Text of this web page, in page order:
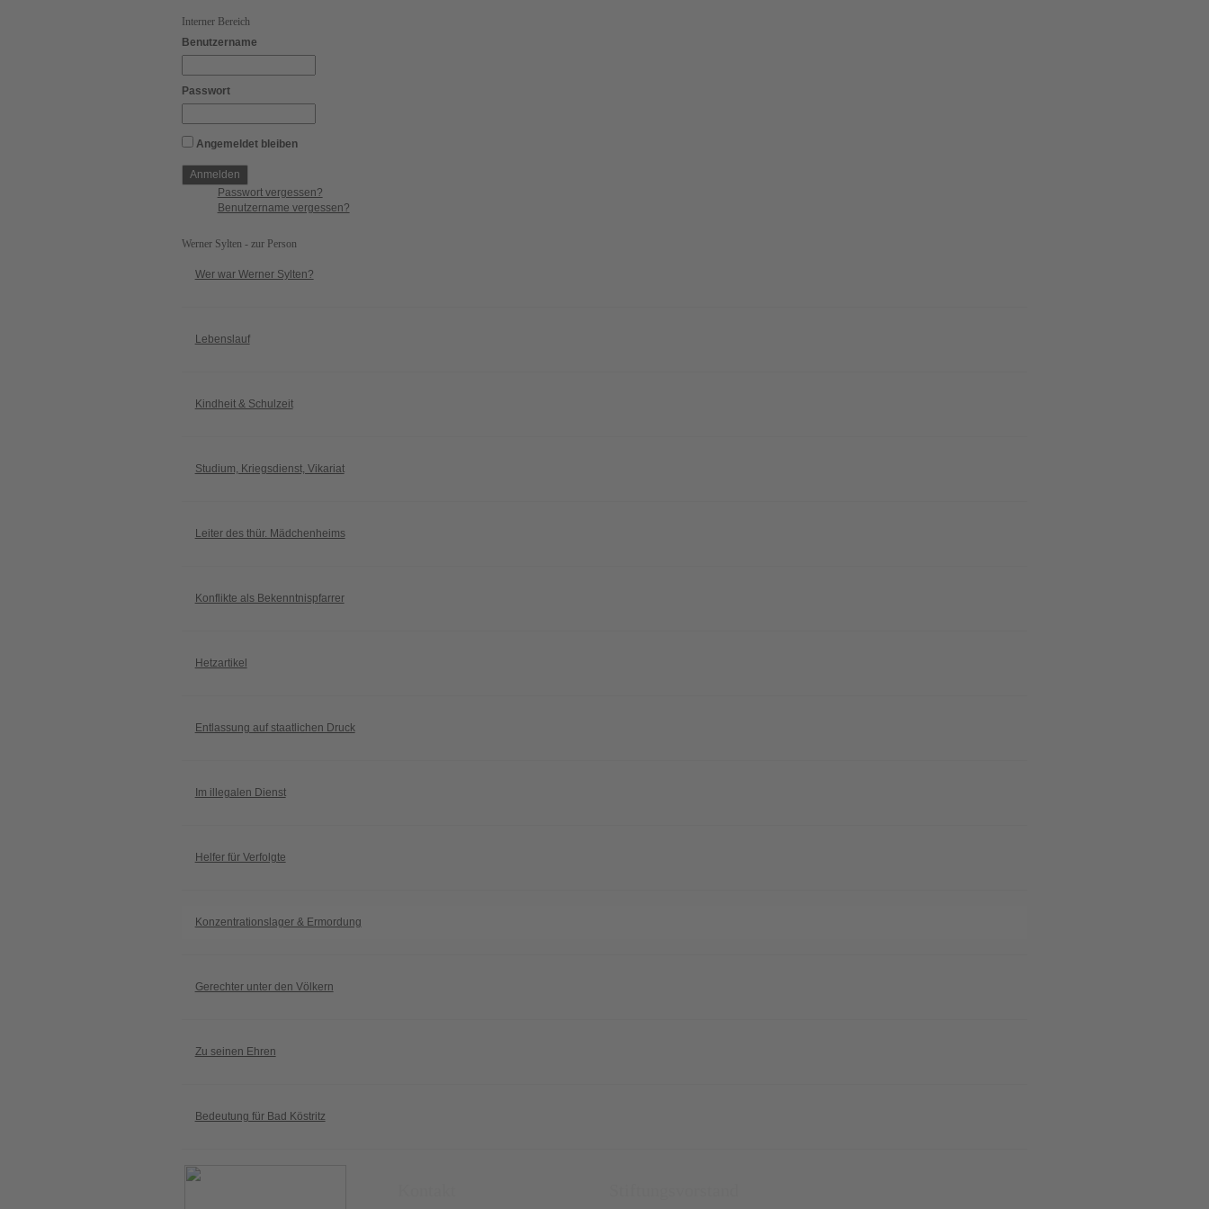
Interner Bereich
Benutzername
Passwort
Angemeldet bleiben
Passwort vergessen?
Benutzername vergessen?
Werner Sylten - zur Person
Wer war Werner Sylten?
Lebenslauf
Kindheit & Schulzeit
Studium, Kriegsdienst, Vikariat
Leiter des thür. Mädchenheims
Konflikte als Bekenntnispfarrer
Hetzartikel
Entlassung auf staatlichen Druck
Im illegalen Dienst
Helfer für Verfolgte
Konzentrationslager & Ermordung
Gerechter unter den Völkern
Zu seinen Ehren
Bedeutung für Bad Köstritz